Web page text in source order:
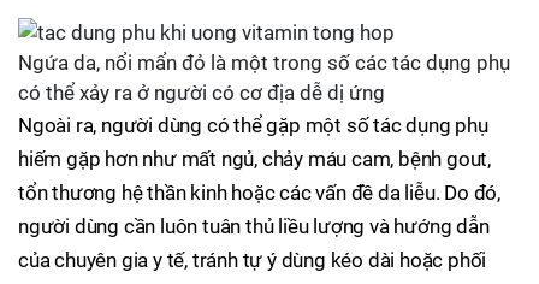
Ngứa da, nổi mẩn đỏ là một trong số các tác dụng phụ
có thể xảy ra ở người có cơ địa dễ dị ứng
Ngoài ra, người dùng có thể gặp một số tác dụng phụ
hiếm gặp hơn như mất ngủ, chảy máu cam, bệnh gout,
tổn thương hệ thần kinh hoặc các vấn đề da liễu. Do đó,
người dùng cần luôn tuân thủ liều lượng và hướng dẫn
của chuyên gia y tế, tránh tự ý dùng kéo dài hoặc phối